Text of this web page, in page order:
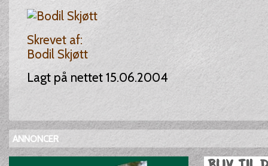
Skrevet af:
Bodil Skjøtt
Lagt på nettet 15.06.2004
ANNONCER